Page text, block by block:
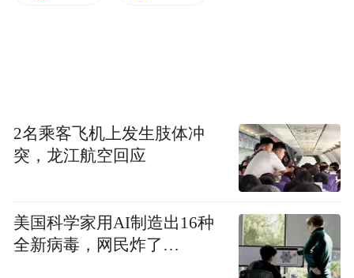
张发票奖项金额原则上不超过800元， 政策
实施期为6个月。
据介绍，试点城市对个人消费者以本人名义
向零售、餐饮、住宿、文化艺术、娱乐、旅
游、体育、居民服务业等行业的经营主体购
2名乘客飞机上发生肢体冲
突，龙江航空回应
美国科学家用AI制造出16种
全新病毒，网民炸了…